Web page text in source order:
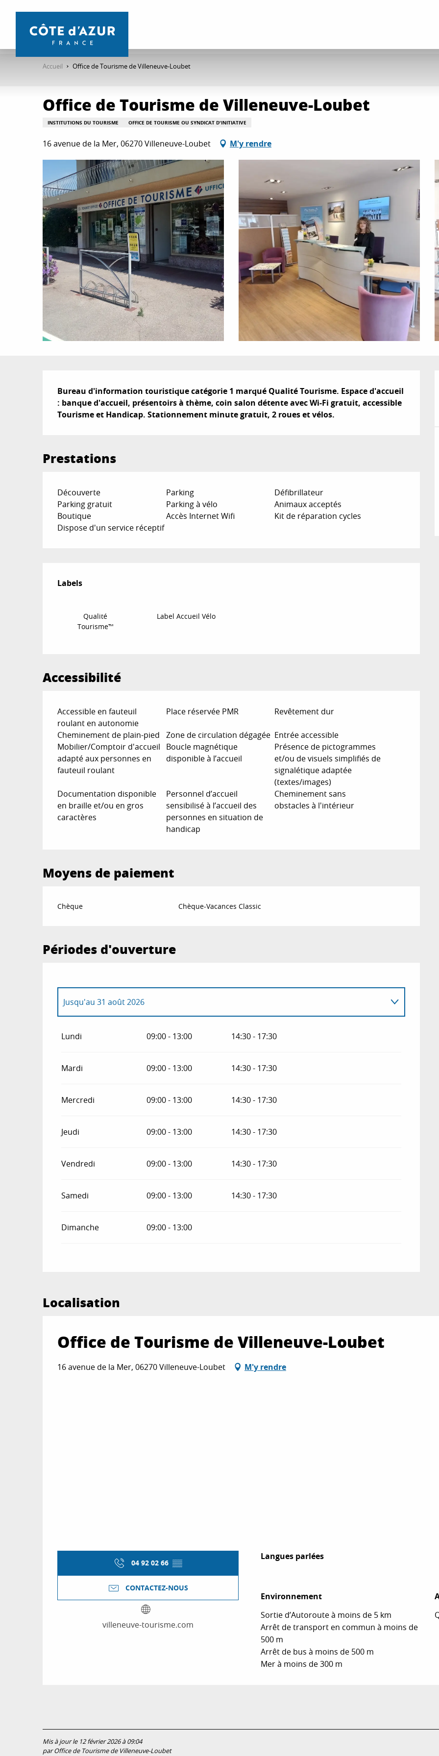
contenu
Accueil Office de Tourisme de Villeneuve-Loubet
Office de Tourisme de Villeneuve-Loubet
INSTITUTIONS DU TOURISME OFFICE DE TOURISME OU SYNDICAT D'INITIATIVE
16 avenue de la Mer, 06270 Villeneuve-Loubet M'y rendre
Description
Bureau d'information touristique catégorie 1 marqué Qualité Tourisme. Espace d'accueil
: banque d'accueil, présentoirs à thème, coin salon détente avec Wi-Fi gratuit, accessible
Tourisme et Handicap. Stationnement minute gratuit, 2 roues et vélos.
Prestations
Découverte Parking
Défibrillateur
Parking gratuit
Parking à vélo
Animaux acceptés
Boutique
Accès Internet Wifi
Kit de réparation cycles
Dispose d'un service réceptif
Offres de prestations
Labels
Labels
Qualité
Tourisme™
Label Accueil Vélo
Accessibilité
Accessible en fauteuil
roulant en autonomie
Place réservée PMR Revêtement dur
Cheminement de plain-pied Zone de circulation dégagée Entrée accessible
Mobilier/Comptoir d'accueil
adapté aux personnes en
fauteuil roulant
Boucle magnétique
disponible à l’accueil
Présence de pictogrammes
et/ou de visuels simplifiés de
signalétique adaptée
(textes/images)
Documentation disponible
en braille et/ou en gros
caractères
Personnel d’accueil
sensibilisé à l’accueil des
personnes en situation de
handicap
Cheminement sans
obstacles à l'intérieur
Moyens de paiement
Chèque Chèque-Vacances Classic
Périodes d'ouverture
Jusqu'au 31 août 2026
Lundi 09:00 - 13:00 14:30 - 17:30
Mardi 09:00 - 13:00 14:30 - 17:30
Mercredi 09:00 - 13:00 14:30 - 17:30
Jeudi 09:00 - 13:00 14:30 - 17:30
Vendredi 09:00 - 13:00 14:30 - 17:30
Samedi 09:00 - 13:00 14:30 - 17:30
Dimanche 09:00 - 13:00
Localisation
Office de Tourisme de Villeneuve-Loubet
16 avenue de la Mer, 06270 Villeneuve-Loubet
M'y rendre
04 92 02 66 ▒▒
CONTACTEZ-NOUS
villeneuve-tourisme.com
Langues parlées
Langues parlées
Environnement
Environnement
Sortie d’Autoroute à moins de 5 km
Arrêt de transport en commun à moins de
500 m
Arrêt de bus à moins de 500 m
Mer à moins de 300 m
Mis à jour le 12 février 2026 à 09:04
par Office de Tourisme de Villeneuve-Loubet